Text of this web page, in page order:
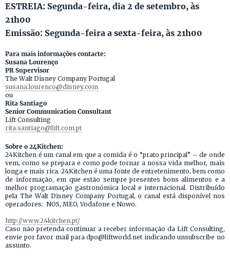
ESTREIA: Segunda-feira, dia 2 de setembro, às
21h00
Emissão: Segunda-feira a sexta-feira, às 21h00
Para mais informações contacte:
Susana Lourenço
PR Supervisor
The Walt Disney Company Portugal
susana.lourenco@disney.com
ou
Rita Santiago
Senior Communication Consultant
Lift Consulting
rita.santiago@lift.com.pt
Sobre o 24Kitchen:
24Kitchen é um canal em que a comida é o “prato principal” – de onde
vem, como se prepara e como pode tornar a nossa vida melhor, mais
longa e mais rica. 24Kitchen é uma fonte de entretenimento, bem como
de informação, em que estão sempre presentes bons alimentos e a
melhor programação gastronómica local e internacional. Distribuído
pela The Walt Disney Company Portugal, o canal está disponível nos
operadores: NOS, MEO, Vodafone e Nowo.
http://www.24kitchen.pt/
Caso não pretenda continuar a receber informação da Lift Consulting,
envie por favor mail para dpo@liftworld.net indicando unsubscribe no
assunto.